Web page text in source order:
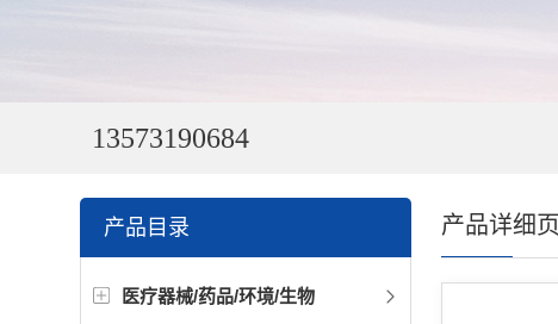
13573190684
产品目录
医疗器械/药品/环境/生物
产品详细页